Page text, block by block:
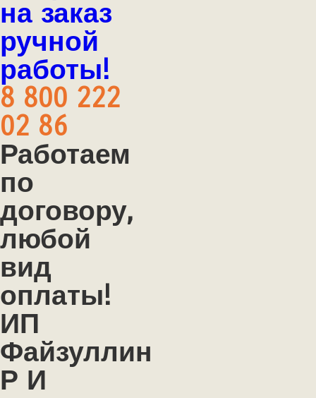
на заказ
ручной
работы!
8 800 222
02 86
Работаем
по
договору,
любой
вид
оплаты!
ИП
Файзуллин
Р И